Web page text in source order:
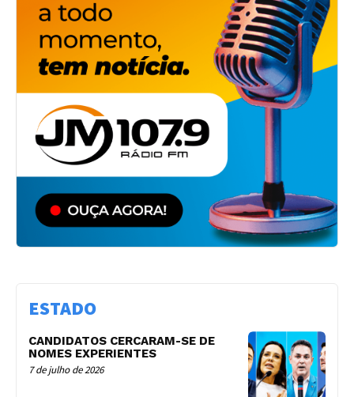
ESTADO
CANDIDATOS CERCARAM-SE DE
NOMES EXPERIENTES
7 de julho de 2026